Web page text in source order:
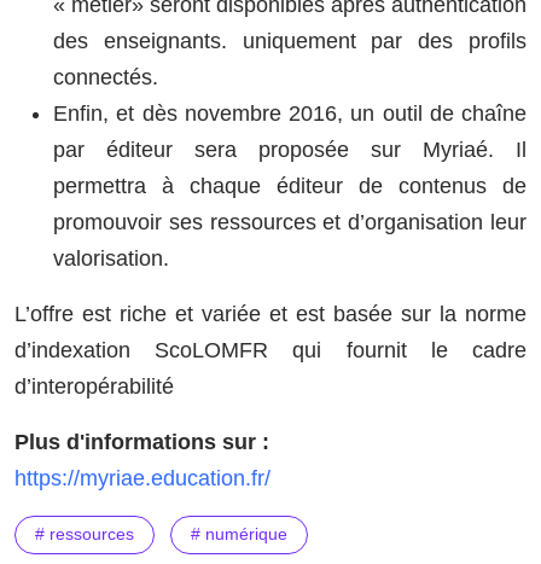
des enseignants. uniquement par des profils
connectés.
Enfin, et dès novembre 2016, un outil de chaîne
par éditeur sera proposée sur Myriaé. Il
permettra à chaque éditeur de contenus de
promouvoir ses ressources et d’organisation leur
valorisation.
L’offre est riche et variée et est basée sur la norme
d’indexation ScoLOMFR qui fournit le cadre
d’interopérabilité
Plus d'informations sur :
https://myriae.education.fr/
# ressources # numérique